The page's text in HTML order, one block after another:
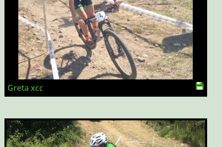
Greta xcc